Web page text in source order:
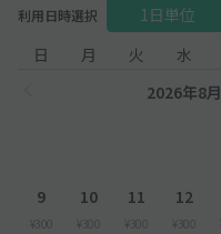
利用日時選択 1日単位
日
月 火 水
2026年8月
9
¥300
10
¥300
11
¥300
12
¥300